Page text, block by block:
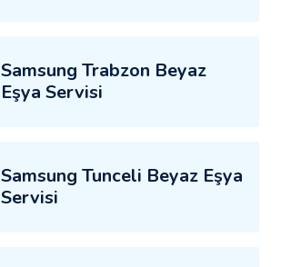
Samsung Trabzon Beyaz
Eşya Servisi
Samsung Tunceli Beyaz Eşya
Servisi